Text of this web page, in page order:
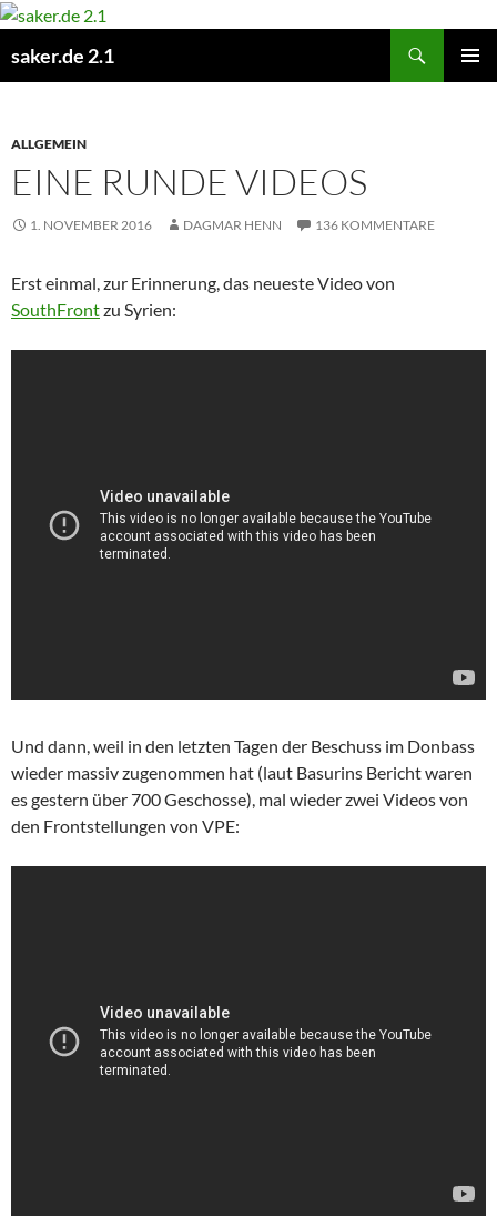
Zum
springen
saker.de 2.1
ALLGEMEIN
EINE RUNDE VIDEOS
1. NOVEMBER 2016 DAGMAR HENN 136 KOMMENTARE
Erst einmal, zur Erinnerung, das neueste Video von
SouthFrontzu Syrien:
Und dann, weil in den letzten Tagen der Beschuss im Donbass
wieder massiv zugenommen hat (laut Basurins Bericht waren
es gestern über 700 Geschosse), mal wieder zwei Videos von
den Frontstellungen von VPE: